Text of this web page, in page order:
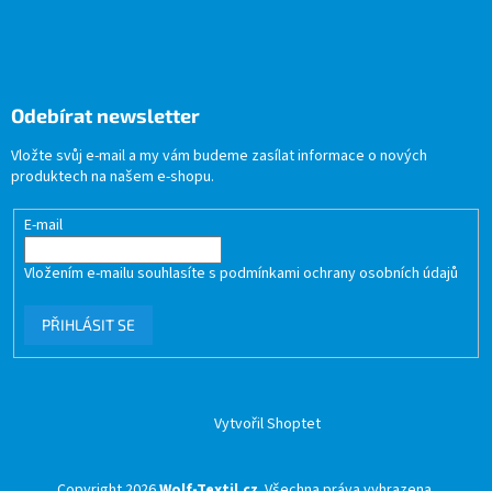
Odebírat newsletter
Vložte svůj e-mail a my vám budeme zasílat informace o nových
produktech na našem e-shopu.
E-mail
Vložením e-mailu souhlasíte s podmínkami ochrany osobních údajů
PŘIHLÁSIT SE
Vytvořil Shoptet